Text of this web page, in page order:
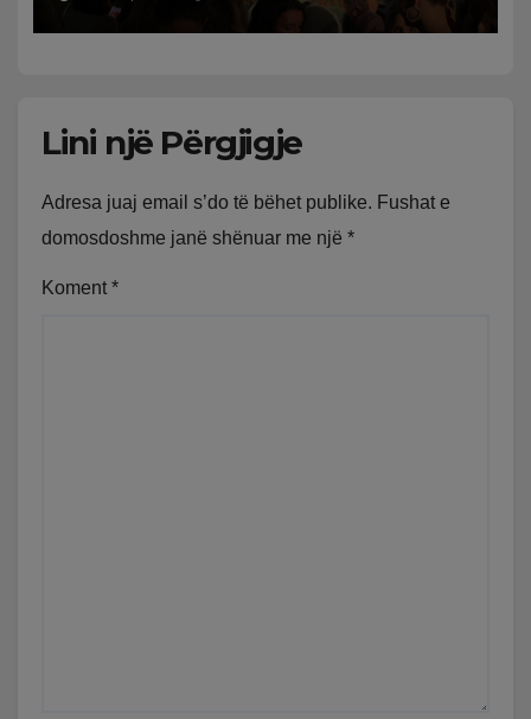
Lini një Përgjigje
Adresa juaj email s’do të bëhet publike. Fushat e
domosdoshme janë shënuar me një *
Koment*